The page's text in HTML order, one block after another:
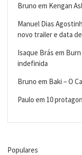
Bruno em Kengan
Manuel Dias
novo trailer e data
Isaque Brás em
indefinida
Bruno em Baki – O
Paulo em 10
Populares